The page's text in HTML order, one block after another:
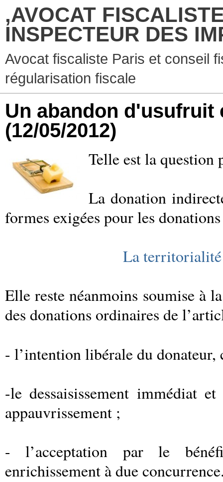
,AVOCAT
INSPECTEUR DES
Avocat fiscaliste Paris et conseil
régularisation fiscale
Un abandon d'usufruit
(12/05/2012)
Telle est la question
La donation
formes exigées pour les
La territorialité
Elle reste néanmoins soumise à
des donations ordinaires de
- l’intention libérale du donateur,
-le dessaisissement immédiat
appauvrissement ;
- l’acceptation par le
enrichissement à due